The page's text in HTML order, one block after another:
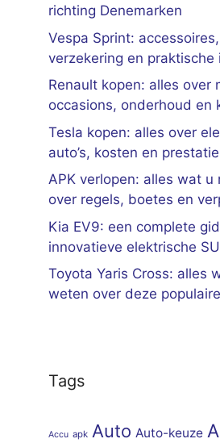
richting Denemarken
Vespa Sprint:
verzekering en praktische
Renault kopen: alles over
occasions, onderhoud en
Tesla kopen: alles over
auto’s, kosten en
APK verlopen: alles wat u
over regels, boetes en
Kia EV9: een complete
innovatieve elektrische
Toyota Yaris Cross: alles
weten over deze
Tags
Accu apk Auto Auto-keuze